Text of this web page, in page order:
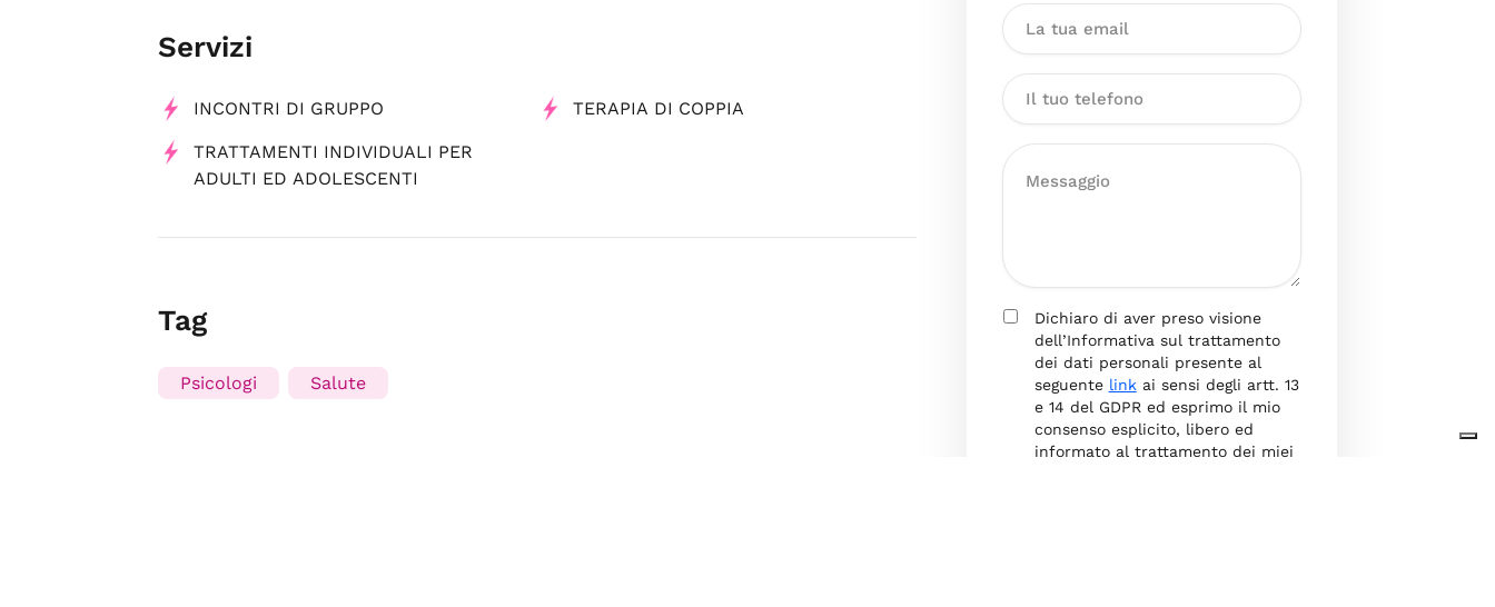
Servizi
INCONTRI DI GRUPPO TERAPIA DI COPPIA
TRATTAMENTI INDIVIDUALI PER
ADULTI ED ADOLESCENTI
Tag
Psicologi Salute
Dichiaro di aver preso visione
dell’Informativa sul trattamento
dei dati personali presente al
seguente linkai sensi degli artt. 13
e 14 del GDPR ed esprimo il mio
consenso esplicito, libero ed
informato al trattamento dei miei